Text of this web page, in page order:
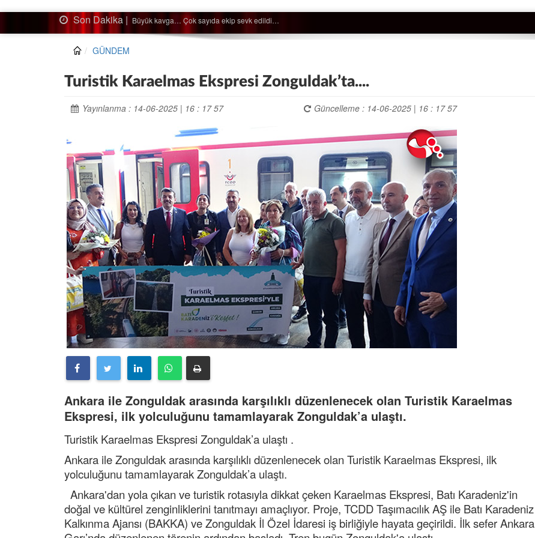
Son Dakika | Ağaçtan düştü…
GÜNDEM
Turistik Karaelmas Ekspresi Zonguldak’ta....
Yayınlanma : 14-06-2025 | 16 : 17 57 Güncelleme : 14-06-2025 | 16 : 17 57
Ankara ile Zonguldak arasında karşılıklı düzenlenecek olan Turistik Karaelmas
Ekspresi, ilk yolculuğunu tamamlayarak Zonguldak’a ulaştı.
Turistik Karaelmas Ekspresi Zonguldak’a ulaştı .
Ankara ile Zonguldak arasında karşılıklı düzenlenecek olan Turistik Karaelmas Ekspresi, ilk
yolculuğunu tamamlayarak Zonguldak’a ulaştı.
Ankara'dan yola çıkan ve turistik rotasıyla dikkat çeken Karaelmas Ekspresi, Batı Karadeniz'in
doğal ve kültürel zenginliklerini tanıtmayı amaçlıyor. Proje, TCDD Taşımacılık AŞ ile Batı Karadeniz
Kalkınma Ajansı (BAKKA) ve Zonguldak İl Özel İdaresi iş birliğiyle hayata geçirildi. İlk sefer Ankara